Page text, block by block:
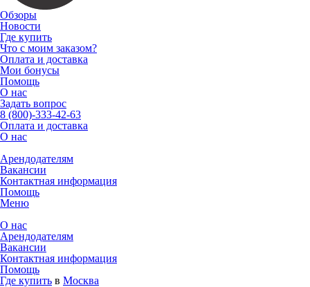
Обзоры
Новости
Где купить
Что с моим заказом?
Оплата и доставка
Мои бонусы
Помощь
О нас
Задать вопрос
8 (800)-333-42-63
Оплата и доставка
О нас
Арендодателям
Вакансии
Контактная информация
Помощь
Меню
О нас
Арендодателям
Вакансии
Контактная информация
Помощь
Где купить в Москва